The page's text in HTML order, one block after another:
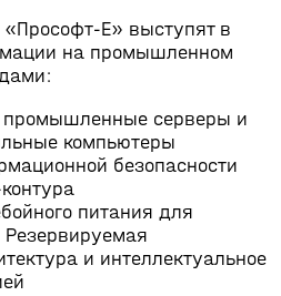
Е» выступят в
на промышленном
промышленные серверы и
компьютеры
безопасности
питания для
и интеллектуальное